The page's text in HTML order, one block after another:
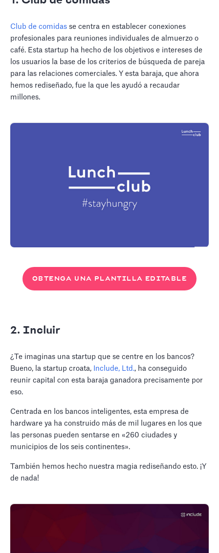
Club de comidas se centra en establecer conexiones
profesionales para reuniones individuales de almuerzo o
café. Esta startup ha hecho de los objetivos e intereses de
los usuarios la base de los criterios de búsqueda de pareja
para las relaciones comerciales. Y esta baraja, que ahora
hemos rediseñado, fue la que les ayudó a recaudar
millones.
OBTENGA UNA PLANTILLA EDITABLE
2. Incluir
¿Te imaginas una startup que se centre en los bancos?
Bueno, la startup croata, Include, Ltd., ha conseguido
reunir capital con esta baraja ganadora precisamente por
eso.
Centrada en los bancos inteligentes, esta empresa de
hardware ya ha construido más de mil lugares en los que
las personas pueden sentarse en «260 ciudades y
municipios de los seis continentes».
También hemos hecho nuestra magia rediseñando esto. ¡Y
de nada!